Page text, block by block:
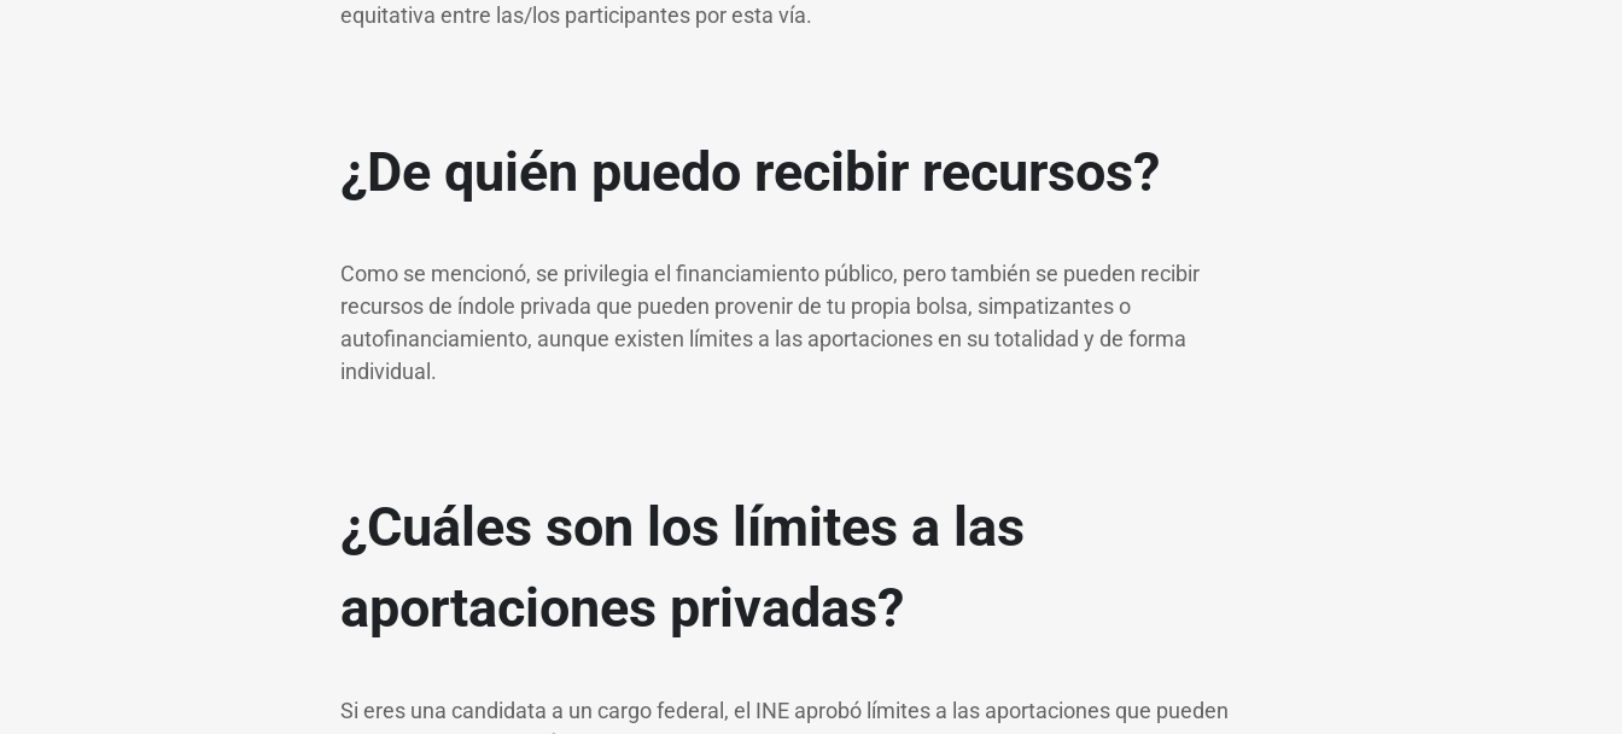
equitativa entre las/los participantes por esta vía.
¿De quién puedo recibir recursos?
Como se mencionó, se privilegia el financiamiento público, pero también se pueden recibir
recursos de índole privada que pueden provenir de tu propia bolsa, simpatizantes o
autofinanciamiento, aunque existen límites a las aportaciones en su totalidad y de forma
individual.
¿Cuáles son los límites a las
aportaciones privadas?
Si eres una candidata a un cargo federal, el INE aprobó límites a las aportaciones que pueden